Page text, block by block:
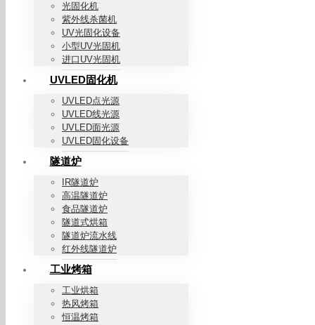
光固化机
紫外线杀菌机
UV光固化设备
小型UV光固机
进口UV光固机
UVLED固化机
UVLED点光源
UVLED线光源
UVLED面光源
UVLED固化设备
隧道炉
IR隧道炉
高温隧道炉
食品隧道炉
隧道式烘箱
隧道炉流水线
红外线隧道炉
工业烤箱
工业烘箱
热风烤箱
恒温烤箱